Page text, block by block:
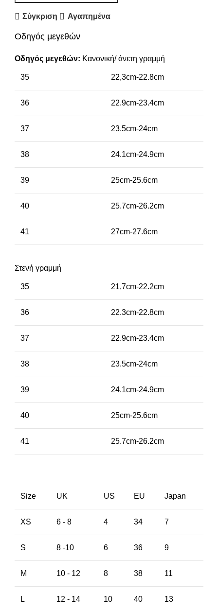
Σύγκριση Αγαπημένα
Οδηγός μεγεθών
Οδηγός μεγεθών: Κανονική/ άνετη γραμμή
35 22,3cm-22.8cm
36 22.9cm-23.4cm
37 23.5cm-24cm
38 24.1cm-24.9cm
39 25cm-25.6cm
40 25.7cm-26.2cm
41 27cm-27.6cm
Στενή γραμμή
35 21,7cm-22.2cm
36 22.3cm-22.8cm
37 22.9cm-23.4cm
38 23.5cm-24cm
39 24.1cm-24.9cm
40 25cm-25.6cm
41 25.7cm-26.2cm
Size UK US EU Japan
XS 6 - 8 4 34 7
S 8 -10 6 36 9
M 10 - 12 8 38 11
L 12 - 14 10 40 13